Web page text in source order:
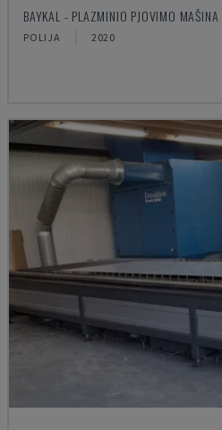
BAYKAL - PLAZMINIO PJOVIMO MAŠINA
POLIJA 2020